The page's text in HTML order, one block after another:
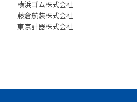
横浜ゴム株式会社
藤倉航装株式会社
東京計器株式会社